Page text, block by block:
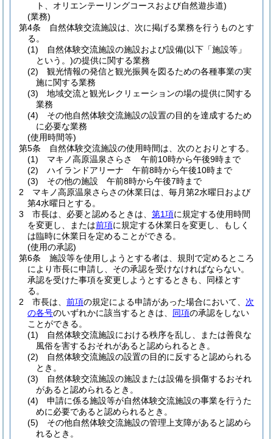
ト、オリエンテーリングコースおよび自然遊歩道)
(業務)
第4条
自然体験交流施設は、次に掲げる業務を行うものとす
る。
(1)
自然体験交流施設の施設および設備(以下「施設等」
という。)の提供に関する業務
(2)
観光情報の発信と観光振興を図るための各種事業の実
施に関する業務
(3)
地域交流と観光レクリェーションの場の提供に関する
業務
(4)
その他自然体験交流施設の設置の目的を達成するため
に必要な業務
(使用時間等)
第5条
自然体験交流施設の使用時間は、次のとおりとする。
(1)
マキノ高原温泉さらさ 午前10時から午後9時まで
(2)
ハイランドアリーナ 午前8時から午後10時まで
(3)
その他の施設 午前8時から午後7時まで
2
マキノ高原温泉さらさの休業日は、毎月第2水曜日および
第4水曜日とする。
3
市長は、必要と認めるときは、 第1項に規定する使用時間
を変更し、または前項に規定する休業日を変更し、もしく
は臨時に休業日を定めることができる。
(使用の承認)
第6条
施設等を使用しようとする者は、規則で定めるところ
により市長に申請し、その承認を受けなければならない。
承認を受けた事項を変更しようとするときも、同様とす
る。
2
市長は、 前項の規定による申請があった場合において、 次
の各号のいずれかに該当するときは、 同項の承認をしない
ことができる。
(1)
自然体験交流施設における秩序を乱し、または善良な
風俗を害するおそれがあると認められるとき。
(2)
自然体験交流施設の設置の目的に反すると認められる
とき。
(3)
自然体験交流施設の施設または設備を損傷するおそれ
があると認められるとき。
(4)
申請に係る施設等が自然体験交流施設の事業を行うた
めに必要であると認められるとき。
(5)
その他自然体験交流施設の管理上支障があると認めら
れるとき。